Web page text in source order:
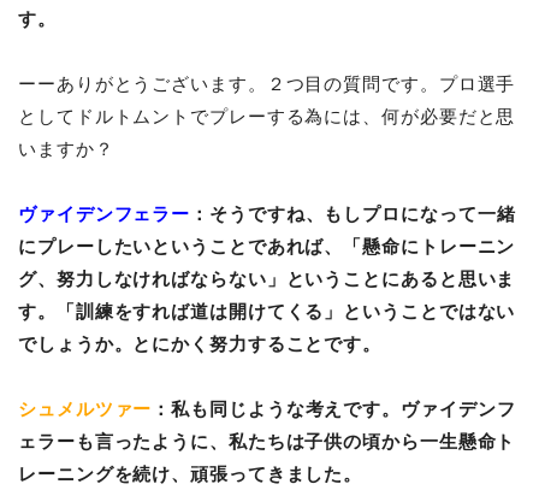
す。
ーーありがとうございます。２つ目の質問です。プロ選手
としてドルトムントでプレーする為には、何が必要だと思
いますか？
ヴァイデンフェラー ：そうですね、もしプロになって一緒
にプレーしたいということであれば、「懸命にトレーニン
グ、努力しなければならない」ということにあると思いま
す。「訓練をすれば道は開けてくる」ということではない
でしょうか。とにかく努力することです。
シュメルツァー ：私も同じような考えです。ヴァイデンフ
ェラーも言ったように、私たちは子供の頃から一生懸命ト
レーニングを続け、頑張ってきました。